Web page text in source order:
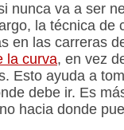
nunca va a ser
la técnica de
en las carreras
la curva, en vez
Esto ayuda a
debe ir. Es
hacia donde